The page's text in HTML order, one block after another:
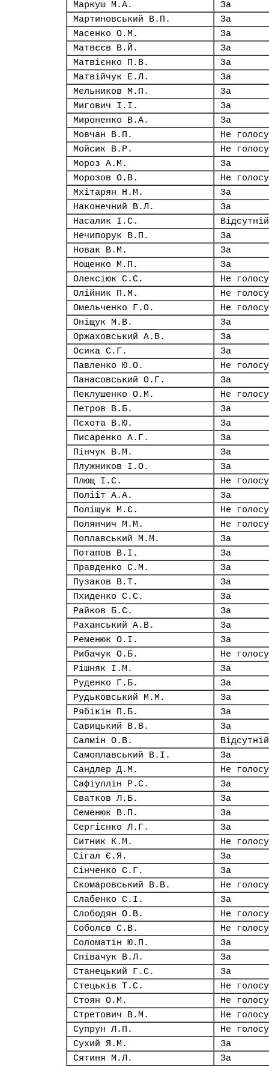
Маркуш М.А.
За
Мартиновський В.П.
За
Масенко О.М.
За
Матвєєв В.Й.
За
Матвієнко П.В.
За
Матвійчук Е.Л.
За
Мельников М.П.
За
Мигович І.І.
За
Мироненко В.А.
За
Мовчан В.П.
Не
Мойсик В.Р.
Не
Мороз А.М.
За
Морозов О.В.
Не
Мхітарян Н.М.
За
Наконечний В.Л.
За
Насалик І.С.
Відсутній
Нечипорук В.П.
За
Новак В.М.
За
Нощенко М.П.
За
Олексіюк С.С.
Не
Олійник П.М.
Не
Омельченко Г.О.
Не
Оніщук М.В.
За
Оржаховський А.В.
За
Осика С.Г.
За
Павленко Ю.О.
Не
Панасовський О.Г.
За
Пеклушенко О.М.
Не
Петров В.Б.
За
Пєхота В.Ю.
За
Писаренко А.Г.
За
Пінчук В.М.
За
Плужников І.О.
За
Плющ І.С.
Не
Полііт А.А.
За
Поліщук М.Є.
Не
Полянчич М.М.
Не
Поплавський М.М.
За
Потапов В.І.
За
Правденко С.М.
За
Пузаков В.Т.
За
Пхиденко С.С.
За
Райков Б.С.
За
Раханський А.В.
За
Ременюк О.І.
За
Рибачук О.Б.
Не
Рішняк І.М.
За
Руденко Г.Б.
За
Рудьковський М.М.
За
Рябікін П.Б.
За
Савицький В.В.
За
Салмін О.В.
Відсутній
Самоплавський В.І.
За
Сандлер Д.М.
Не
Сафіуллін Р.С.
За
Сватков Л.Б.
За
Семенюк В.П.
За
Сергієнко Л.Г.
За
Ситник К.М.
Не
Сігал Є.Я.
За
Сінченко С.Г.
За
Скомаровський В.В.
Не
Слабенко С.І.
За
Слободян О.В.
Не
Соболєв С.В.
Не
Соломатін Ю.П.
За
Співачук В.Л.
За
Станецький Г.С.
За
Стецьків Т.С.
Не
Стоян О.М.
Не
Стретович В.М.
Не
Супрун Л.П.
Не
Сухий Я.М.
За
Сятиня М.Л.
За